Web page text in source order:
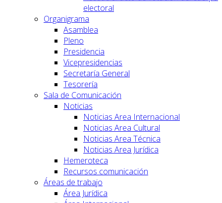
electoral
Organigrama
Asamblea
Pleno
Presidencia
Vicepresidencias
Secretaría General
Tesorería
Sala de Comunicación
Noticias
Noticias Area Internacional
Noticias Area Cultural
Noticias Area Técnica
Noticias Area Jurídica
Hemeroteca
Recursos comunicación
Áreas de trabajo
Área Jurídica